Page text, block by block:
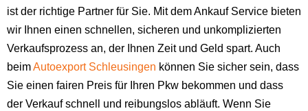
ist der richtige Partner für Sie. Mit dem Ankauf Service bieten
wir Ihnen einen schnellen, sicheren und unkomplizierten
Verkaufsprozess an, der Ihnen Zeit und Geld spart. Auch
beimAutoexport Schleusingen können Sie sicher sein, dass
Sie einen fairen Preis für Ihren Pkw bekommen und dass
der Verkauf schnell und reibungslos abläuft. Wenn Sie